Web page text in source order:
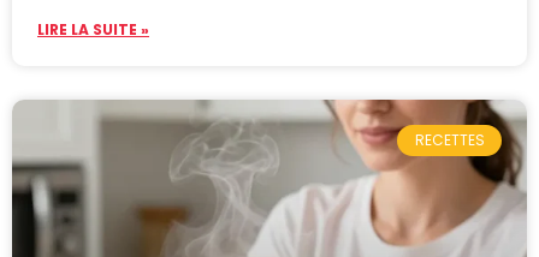
LIRE LA SUITE »
RECETTES